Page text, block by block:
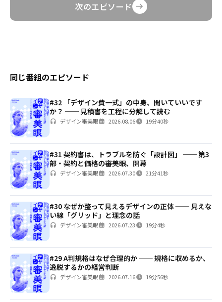
次のエピソード
同じ番組のエピソード
#32 「デザイン費一式」の中身、聞いていいです
か？ ── 見積書を工程に分解して読む
デザイン審美眼 2026.08.06 19分40秒
#31 契約書は、トラブルを防ぐ「設計図」 ── 第3
部・契約と価格の審美眼、開幕
デザイン審美眼 2026.07.30 21分41秒
#30 なぜか整って見えるデザインの正体 ── 見えな
い線「グリッド」と理念の話
デザイン審美眼 2026.07.23 19分4秒
#29 A判規格はなぜ合理的か ── 規格に収めるか、
逸脱するかの経営判断
デザイン審美眼 2026.07.16 19分56秒